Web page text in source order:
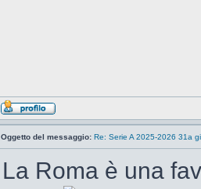
Oggetto del messaggio: Re: Serie A 2025-2026 31a
La Roma è una